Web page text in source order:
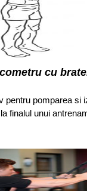
cu
pentru pomparea si
finalul unui